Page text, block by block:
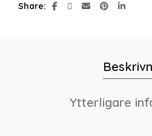
Share
Ytterligare